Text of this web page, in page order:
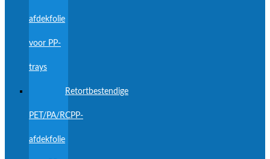
afdekfolie
voor PP-
trays
Retortbestendige
PET/PA/RCPP-
afdekfolie